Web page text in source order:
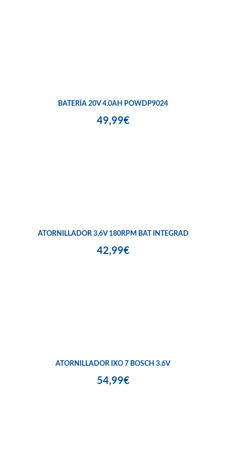
BATERÍA 20V 4.0AH POWDP9024
49,99€
ATORNILLADOR 3,6V 180RPM BAT INTEGRAD
42,99€
ATORNILLADOR IXO 7 BOSCH 3.6V
54,99€